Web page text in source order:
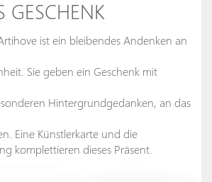
GESCHENK
ist ein bleibendes Andenken an
Sie geben ein Geschenk mit
Hintergrundgedanken, an das
Eine Künstlerkarte und die
komplettieren dieses Präsent.